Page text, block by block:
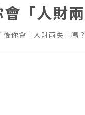
「人財
你會「人財兩失」嗎？